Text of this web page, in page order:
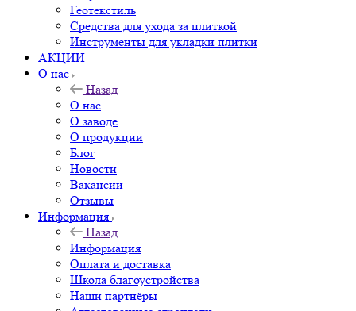
Геотекстиль
Средства для ухода за плиткой
Инструменты для укладки плитки
АКЦИИ
О нас
Назад
О нас
О заводе
О продукции
Блог
Новости
Вакансии
Отзывы
Информация
Назад
Информация
Оплата и доставка
Школа благоустройства
Наши партнёры